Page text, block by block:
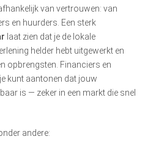
van vertrouwen: van
en huurders. Een sterk
laat zien dat je de lokale
helder hebt uitgewerkt en
opbrengsten. Financiers en
kunt aantonen dat jouw
is — zeker in een markt die snel
andere: